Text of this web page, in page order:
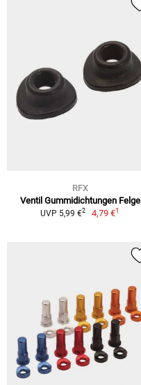
RFX
Ventil Gummidichtungen Felge
UVP 5,99 €2 4,79 €1